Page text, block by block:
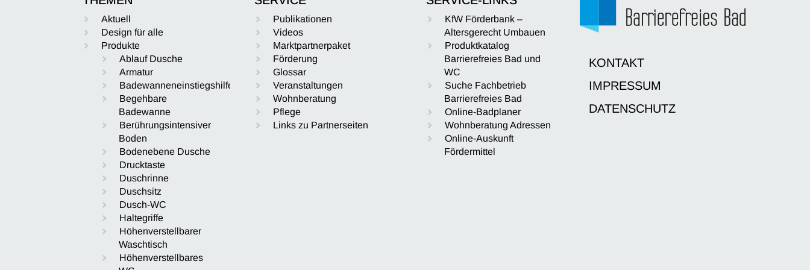
Aktuell
Design für alle
Produkte
Ablauf Dusche
Armatur
Badewanneneinstiegshilfe
Begehbare
Badewanne
Berührungsintensiver
Boden
Bodenebene Dusche
Drucktaste
Duschrinne
Duschsitz
Dusch-WC
Haltegriffe
Höhenverstellbarer
Waschtisch
Höhenverstellbares
Publikationen
Videos
Marktpartnerpaket
Förderung
Glossar
Veranstaltungen
Wohnberatung
Pflege
Links zu Partnerseiten
KfW Förderbank –
Altersgerecht Umbauen
Produktkatalog
Barrierefreies Bad und
WC
Suche Fachbetrieb
Barrierefreies Bad
Online-Badplaner
Wohnberatung Adressen
Online-Auskunft
Fördermittel
KONTAKT
IMPRESSUM
DATENSCHUTZ